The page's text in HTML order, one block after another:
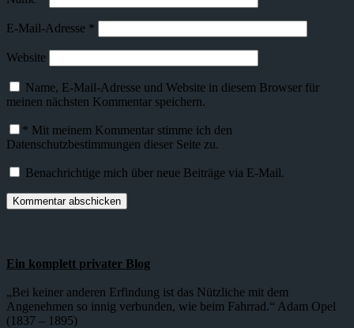
E-Mail-Adresse *
Website
Name, E-Mail-Adresse und Website in diesem Browser für
meinen nächsten Kommentar speichern.
* Mit meinem Kommentar stimme ich den
Datenschutzbestimmungen dieser Seite zu.
Benachrichtige mich über neue Beiträge via E-Mail.
Ein komplett privater Blog
„Bei keiner anderen Erfindung ist das Nützliche mit dem
Angenehmen so innig verbunden, wie beim Fahrrad.“ Adam Opel
(1837 – 1895)